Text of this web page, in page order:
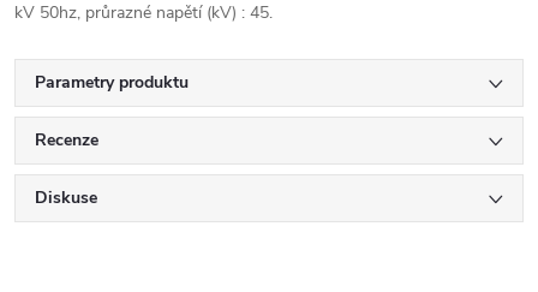
kV 50hz, průrazné napětí (kV) : 45.
Parametry produktu
Recenze
Diskuse